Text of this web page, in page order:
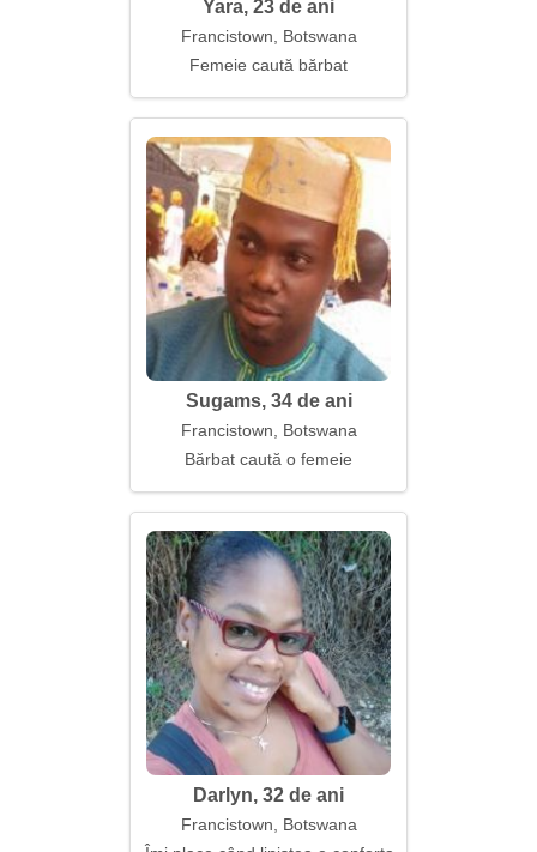
Yara, 23 de ani
Francistown, Botswana
Femeie caută bărbat
Sugams, 34 de ani
Francistown, Botswana
Bărbat caută o femeie
Darlyn, 32 de ani
Francistown, Botswana